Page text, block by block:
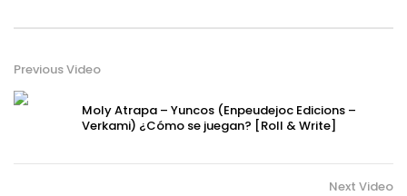
Previous Video
Moly Atrapa – Yuncos (Enpeudejoc Edicions –
Verkami) ¿Cómo se juegan? [Roll & Write]
Next Video